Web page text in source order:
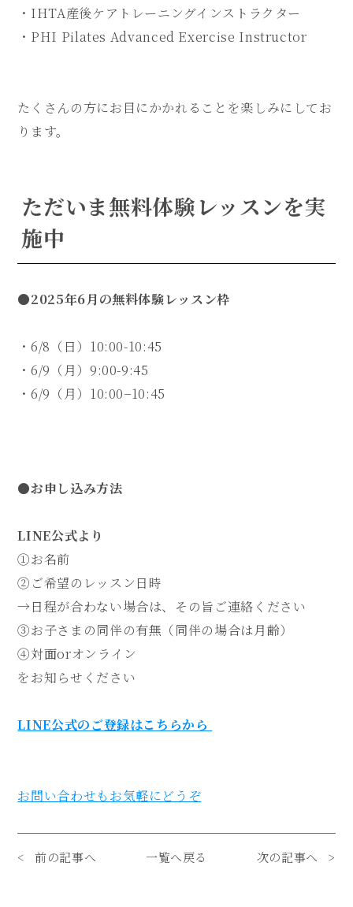
・IHTA産後ケアトレーニングインストラクター
・PHI Pilates Advanced Exercise Instructor
たくさんの方にお目にかかれることを楽しみにしてお
ります。
ただいま無料体験レッスンを実
施中
●2025年6月の無料体験レッスン枠
・6/8（日）10:00-10:45
・6/9（月）9:00-9:45
・6/9（月）10:00−10:45
●お申し込み方法
LINE公式より
①お名前
②ご希望のレッスン日時
→日程が合わない場合は、その旨ご連絡ください
③お子さまの同伴の有無（同伴の場合は月齢）
④対面orオンライン
をお知らせください
LINE公式のご登録はこちらから
お問い合わせもお気軽にどうぞ
前の記事へ 一覧へ戻る 次の記事へ